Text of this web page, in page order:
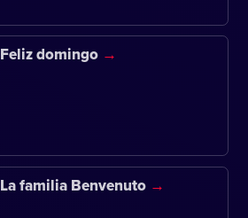
Feliz domingo
La familia Benvenuto